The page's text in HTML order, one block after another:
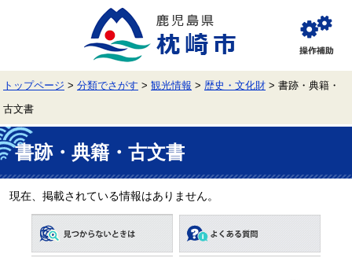
で
す。
ば
し
本
文
へ
覧
補
助
トップページ > 分類でさがす > 観光情報 > 歴史・文化財 > 書跡・典籍・
古文書
本
文 書跡・典籍・古文書
現在、掲載されている情報はありません。